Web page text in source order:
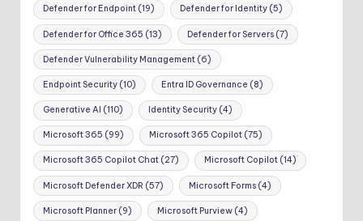
Defender for Endpoint (19) Defender for Identity(5)
Defender for Office 365 (13) Defender for Servers(7)
Defender Vulnerability Management (6)
Endpoint Security (10) Entra ID Governance (8)
Generative AI (110) Identity Security(4)
Microsoft 365 (99) Microsoft 365 Copilot(75)
Microsoft 365 Copilot Chat (27) Microsoft Copilot(14)
Microsoft Defender XDR (57) Microsoft Forms(4)
Microsoft Planner (9) Microsoft Purview(4)